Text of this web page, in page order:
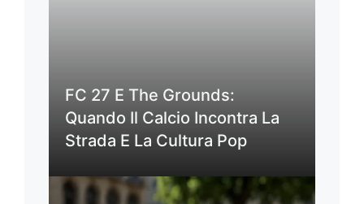
FC 27 E The Grounds:
Quando Il Calcio Incontra La
Strada E La Cultura Pop